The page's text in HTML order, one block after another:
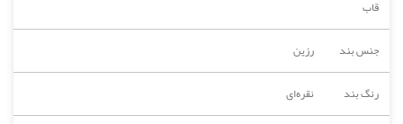
قاب
جنس بند
رزین
رنگ بند
نقره‌ای